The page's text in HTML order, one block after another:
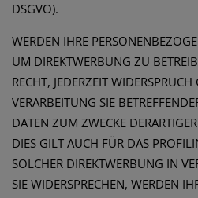
DSGVO).
WERDEN IHRE
UM DIREKTWERBUNG ZU
RECHT, JEDERZEIT
VERARBEITUNG SIE
DATEN ZUM ZWECKE
DIES GILT AUCH FÜR DAS
SOLCHER DIREKTWERBUNG IN
SIE WIDERSPRECHEN, WERDEN